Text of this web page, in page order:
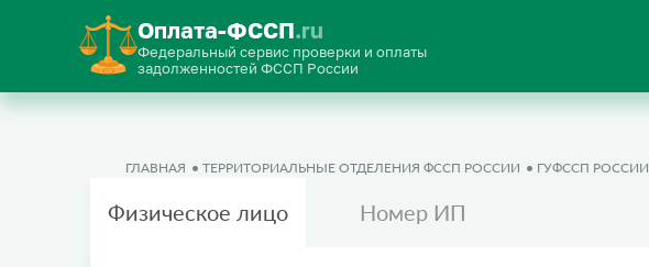
Оплата-ФССП.ru
Федеральный сервис проверки и оплаты
задолженностей ФССП России
ГЛАВНАЯ ТЕРРИТОРИАЛЬНЫЕ ОТДЕЛЕНИЯ ФССП РОССИИ ГУФССП
Физическое лицо Номер ИП